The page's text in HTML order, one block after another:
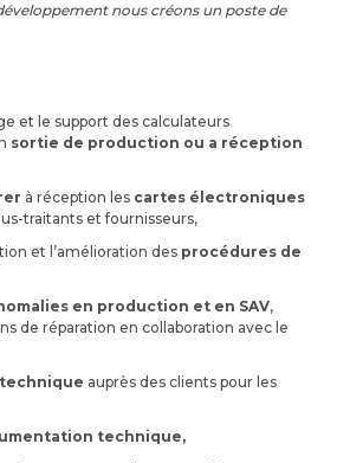
nous créons un poste de
et le support des calculateurs
sortie de production ou a réception
à réception les cartes électroniques
traitants et fournisseurs,
et l’amélioration des procédures de
en production et en SAV,
de réparation en collaboration avec le
auprès des clients pour les
technique,